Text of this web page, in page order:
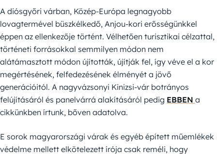
A diósgyőri várban, Közép-Európa legnagyobb
lovagtermével büszkélkedő, Anjou-kori erősségünkkel
éppen az ellenkezője történt. Vélhetően turisztikai célzattal,
történeti forrásokkal semmilyen módon nem
alátámasztott módon újították, újítják fel, így véve el a kor
megértésének, felfedezésének élményét a jövő
generációitól. A nagyvázsonyi Kinizsi-vár botrányos
felújításáról és panelvárrá alakításáról pedig EBBEN a
cikkünkben írtunk, bőven adatolva.
E sorok magyarországi várak és egyéb épített műemlékek
védelme mellett elkötelezett írója csak reméli, hogy